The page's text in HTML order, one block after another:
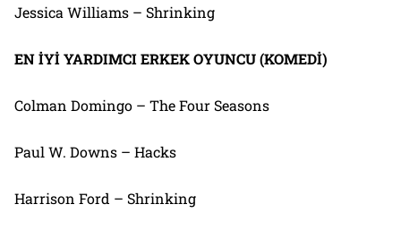
Jessica Williams – Shrinking
EN İYİ YARDIMCI ERKEK OYUNCU (KOMEDİ)
Colman Domingo – The Four Seasons
Paul W. Downs – Hacks
Harrison Ford – Shrinking